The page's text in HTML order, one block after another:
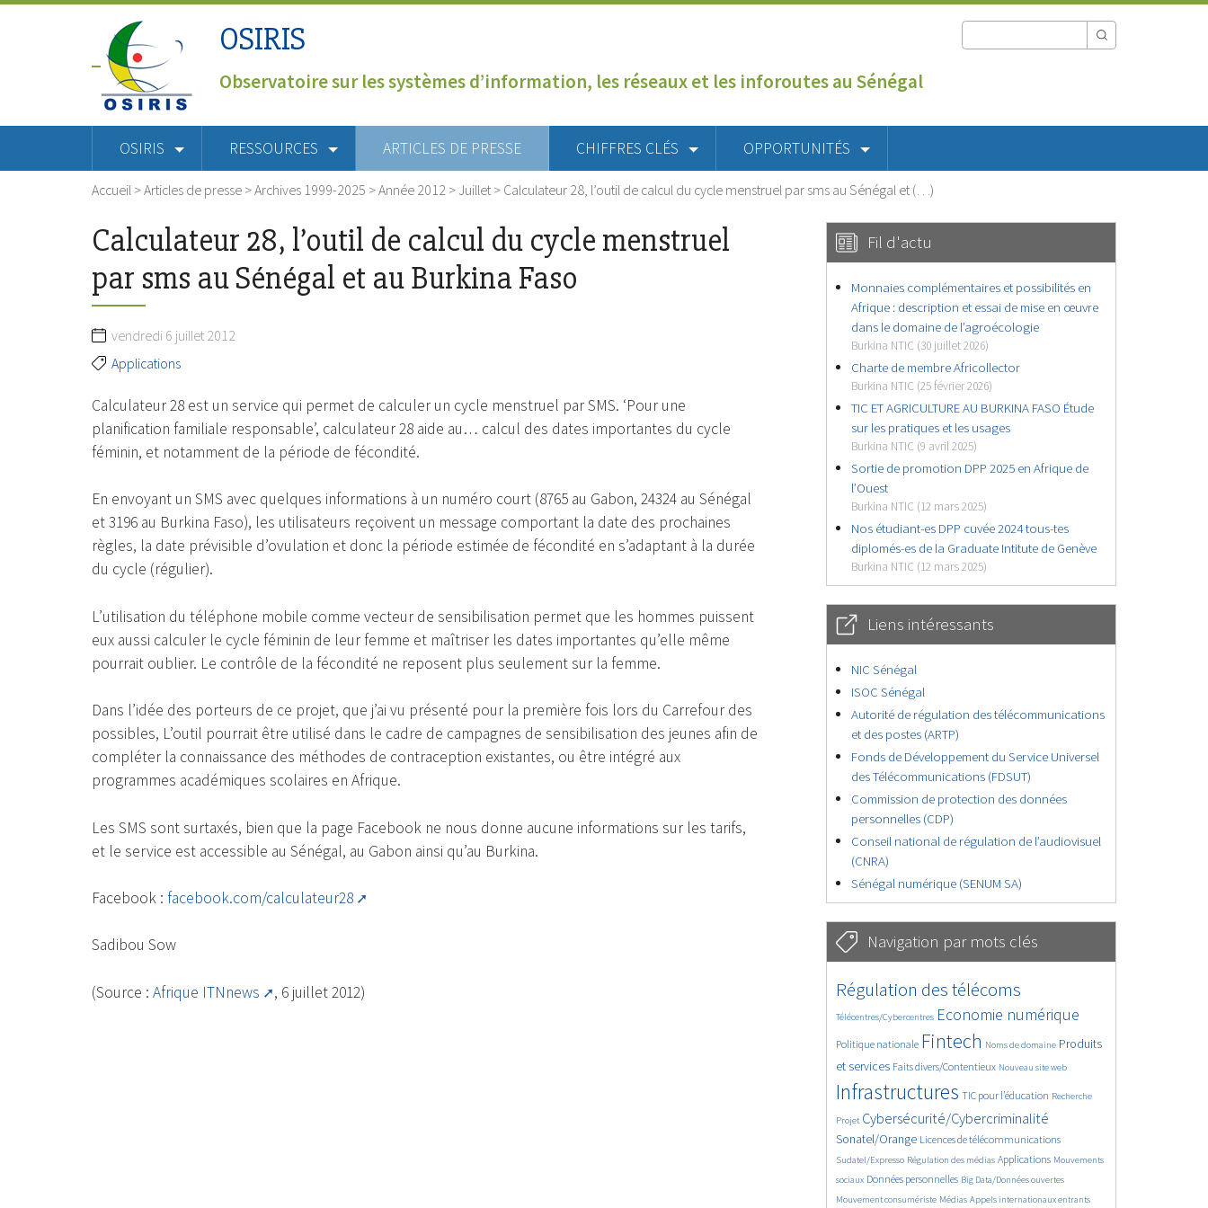
OSIRIS
Observatoire sur les systèmes d’information, les réseaux et les inforoutes au Sénégal
OSIRIS RESSOURCES ARTICLES DE PRESSE CHIFFRES CLÉS OPPORTUNITÉS
Accueil >Articles de presse >Archives 1999-2025 >Année 2012 > Juillet > Calculateur 28, l’outil de calcul du cycle menstruel par sms au Sénégal et (…)
Calculateur 28, l’outil de calcul du cycle menstruel
par sms au Sénégal et au Burkina Faso
vendredi 6 juillet 2012
Applications
Calculateur 28 est un service qui permet de calculer un cycle menstruel par SMS. ‘Pour une
planification familiale responsable’, calculateur 28 aide au… calcul des dates importantes du cycle
féminin, et notamment de la période de fécondité.
En envoyant un SMS avec quelques informations à un numéro court (8765 au Gabon, 24324 au Sénégal
et 3196 au Burkina Faso), les utilisateurs reçoivent un message comportant la date des prochaines
règles, la date prévisible d’ovulation et donc la période estimée de fécondité en s’adaptant à la durée
du cycle (régulier).
L’utilisation du téléphone mobile comme vecteur de sensibilisation permet que les hommes puissent
eux aussi calculer le cycle féminin de leur femme et maîtriser les dates importantes qu’elle même
pourrait oublier. Le contrôle de la fécondité ne reposent plus seulement sur la femme.
Dans l’idée des porteurs de ce projet, que j’ai vu présenté pour la première fois lors du Carrefour des
possibles, L’outil pourrait être utilisé dans le cadre de campagnes de sensibilisation des jeunes afin de
compléter la connaissance des méthodes de contraception existantes, ou être intégré aux
programmes académiques scolaires en Afrique.
Les SMS sont surtaxés, bien que la page Facebook ne nous donne aucune informations sur les tarifs,
et le service est accessible au Sénégal, au Gabon ainsi qu’au Burkina.
Facebook : facebook.com/calculateur28
Sadibou Sow
(Source : Afrique ITNnews , 6 juillet 2012)
Fil d'actu
Monnaies complémentaires et possibilités en
Afrique : description et essai de mise en œuvre
dans le domaine de l’agroécologie
Burkina NTIC (30 juillet 2026)
Charte de membre Africollector
Burkina NTIC (25 février 2026)
TIC ET AGRICULTURE AU BURKINA FASO Étude
sur les pratiques et les usages
Burkina NTIC (9 avril 2025)
Sortie de promotion DPP 2025 en Afrique de
l’Ouest
Burkina NTIC (12 mars 2025)
Nos étudiant-es DPP cuvée 2024 tous-tes
diplomés-es de la Graduate Intitute de Genève
Burkina NTIC (12 mars 2025)
Liens intéressants
NIC Sénégal
ISOC Sénégal
Autorité de régulation des télécommunications
et des postes (ARTP)
Fonds de Développement du Service Universel
des Télécommunications (FDSUT)
Commission de protection des données
personnelles (CDP)
Conseil national de régulation de l’audiovisuel
(CNRA)
Sénégal numérique (SENUM SA)
Navigation par mots clés
4761/5712
Régulation des télécoms
360/5712
Télécentres/Cybercentres
3807/5712 Economie numérique
1881/5712
Politique nationale
5281/5712 Fintech
685/5712
Noms de domaine
2471/5712
Produits
et services
1612/5712 Faits divers/Contentieux
856/5712 Nouveau site web
5712/5712
Infrastructures
1870/5712
TIC pour l’éducation
193/5712
Recherche
253/5712
Projet
3573/5712Cybersécurité/Cybercriminalité
2331/5712
Sonatel/Orange
1644/5712 Licences de télécommunications
306/5712
Sudatel/Expresso
1032/5712 Régulation des médias
1567/5712 Applications
1087/5712
Mouvements
sociaux
1676/5712Données personnelles
143/5712 Big Data/Données ouvertes
615/5712
Mouvement consumériste
378/5712 Médias
684/5712 Appels internationaux entrants
1759/5712